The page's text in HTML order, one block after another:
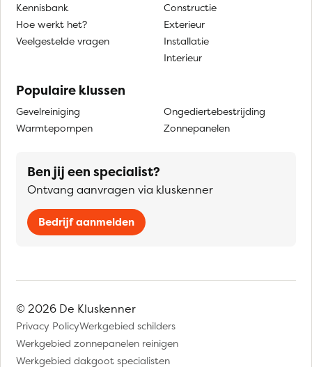
Kennisbank
Hoe werkt het?
Veelgestelde vragen
Constructie
Exterieur
Installatie
Interieur
Populaire klussen
Gevelreiniging
Warmtepompen
Ongediertebestrijding
Zonnepanelen
Ben jij een specialist?
Ontvang aanvragen via kluskenner
Bedrijf aanmelden
© 2026 De Kluskenner
Privacy PolicyWerkgebied schilders
Werkgebied zonnepanelen reinigen
Werkgebied dakgoot specialisten